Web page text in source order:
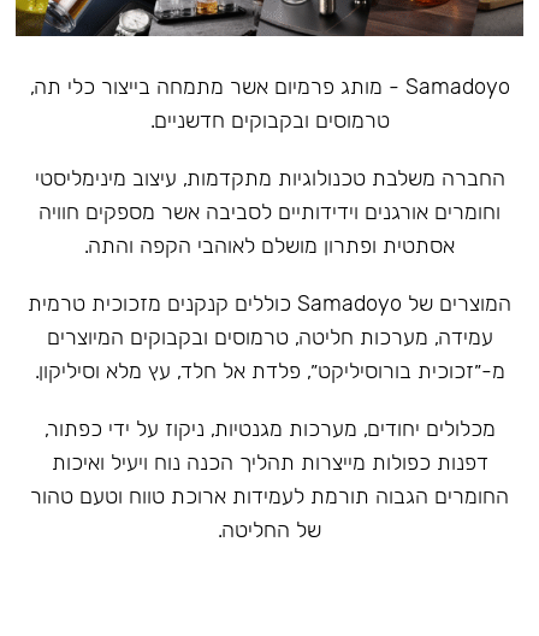
Samadoyo - מותג פרמיום אשר מתמחה בייצור כלי תה,
טרמוסים ובקבוקים חדשניים.
‏החברה משלבת טכנולוגיות מתקדמות, עיצוב מינימליסטי
וחומרים אורגנים וידידותיים לסביבה אשר מספקים חוויה
אסתטית ופתרון מושלם לאוהבי הקפה והתה.
המוצרים של Samadoyo כוללים קנקנים מזכוכית טרמית
עמידה, מערכות חליטה, טרמוסים ובקבוקים המיוצרים
מ-״זכוכית בורוסיליקט״, פלדת אל חלד, עץ מלא וסיליקון.
מכלולים יחודים, מערכות מגנטיות, ניקוז על ידי כפתור,
דפנות כפולות מייצרות תהליך הכנה נוח ויעיל ואיכות
החומרים הגבוה תורמת לעמידות ארוכת טווח וטעם טהור
של החליטה.